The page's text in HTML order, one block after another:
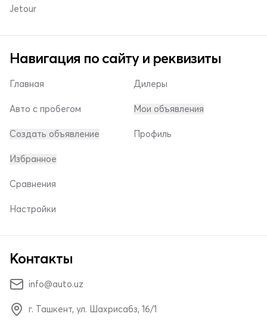
Jetour
Навигация по сайту и реквизиты
Главная
Авто с пробегом
Создать объявление
Дилеры
Мои объявления
Профиль
Избранное
Сравнения
Настройки
Контакты
info@auto.uz
г. Ташкент, ул. Шахрисабз, 16/1